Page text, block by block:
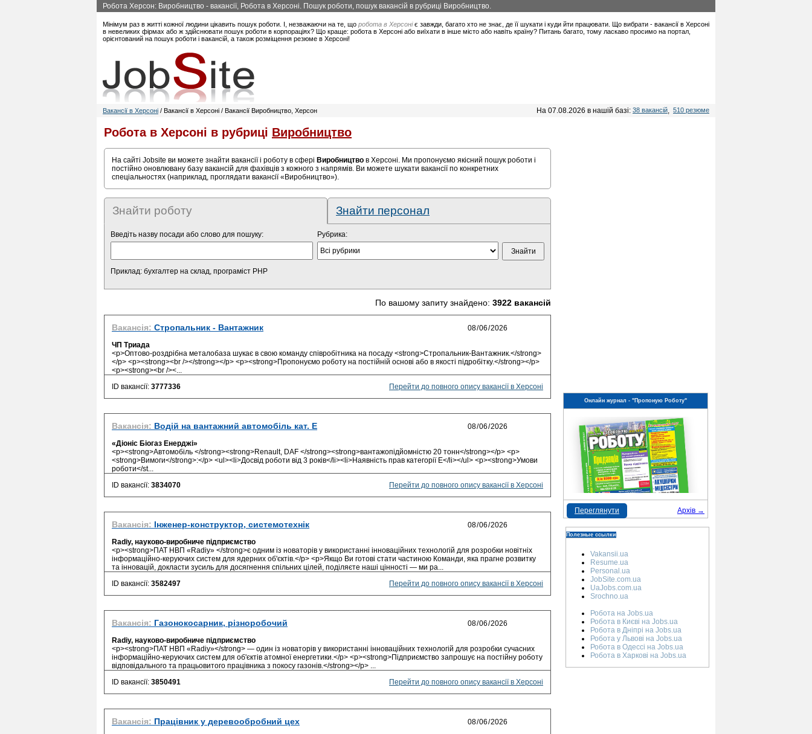
Робота Херсон: Виробництво - вакансії, Робота в Херсоні. Пошук роботи, пошук вакансій в рубриці Виробництво.
Мінімум раз в житті кожної людини цікавить пошук роботи. І, незважаючи на те, що робота в Херсоніє завжди, багато хто не знає, де її шукати і куди йти працювати. Що вибрати - вакансії в Херсоні
в невеликих фірмах або ж здійснювати пошук роботи в корпораціях? Що краще: робота в Херсоні або виїхати в інше місто або навіть країну? Питань багато, тому ласкаво просимо на портал,
орієнтований на пошук роботи і вакансій, а також розміщення резюме в Херсоні!
Вакансії в Херсоні / Вакансії в Херсоні / Вакансії Виробництво, Херсон На 07.08.2026 в нашій базі: 38 вакансій, 510 резюме
Робота в Херсоні в рубриці Виробництво
На сайті Jobsite ви можете знайти вакансії і роботу в сфері Виробництво в Херсоні. Ми пропонуємо якісний пошук роботи і
постійно оновлювану базу вакансій для фахівців з кожного з напрямів. Ви можете шукати вакансії по конкретних
спеціальностях (наприклад, проглядати вакансії «Виробництво»).
Знайти роботу Знайти персонал
Введіть назву посади або слово для пошуку:
Приклад: бухгалтер на склад, програміст PHP
Рубрика:
По вашому запиту знайдено: 3922 вакансій
Вакансія: Стропальник - Вантажник
ЧП Триада
<p>Оптово-роздрібна металобаза шукає в свою команду співробітника на посаду <strong>Стропальник-Вантажник.</strong>
</p> <p><strong><br /></strong></p> <p><strong>Пропонуємо роботу на постійній основі або в якості підробітку.</strong></p>
<p><strong><br /><...
ID вакансії: 3777336 Перейти до повного опису вакансії в Херсоні
Вакансія: Водій на вантажний автомобіль кат. Е
«Діоніс Біогаз Енерджі»
<p><strong>Автомобіль </strong><strong>Renault, DAF </strong><strong>вантажопідйомністю 20 тонн</strong></p> <p>
<strong>Вимоги</strong>:</p> <ul><li>Досвід роботи від 3 років</li><li>Наявність прав категорії Е</li></ul> <p><strong>Умови
роботи</st...
ID вакансії: 3834070 Перейти до повного опису вакансії в Херсоні
Вакансія: Інженер-конструктор, системотехнік
Radiy, науково-виробниче підприємство
<p><strong>ПАТ НВП «Radiy» </strong>є одним із новаторів у використанні інноваційних технологій для розробки новітніх
інформаційно-керуючих систем для ядерних об'єктів.</p> <p>Якщо Ви готові стати частиною Команди, яка прагне розвитку
та інновацій, докласти зусиль для досягнення спільних цілей, поділяєте наші цінності — ми ра...
ID вакансії: 3582497 Перейти до повного опису вакансії в Херсоні
Вакансія: Газонокосарник, різноробочий
Radiy, науково-виробниче підприємство
<p><strong>ПАТ НВП «Radiy»</strong> — один із новаторів у використанні інноваційних технологій для розробки сучасних
інформаційно-керуючих систем для об'єктів атомної енергетики.</p> <p><strong>Підприємство запрошує на постійну роботу
відповідального та працьовитого працівника з покосу газонів.</strong></p> ...
ID вакансії: 3850491 Перейти до повного опису вакансії в Херсоні
Вакансія: Працівник у деревообробний цех
Онлайн журнал - "Пропоную Роботу"
Архів →
Переглянути
Полезные ссылки
Vakansii.ua
Resume.ua
Personal.ua
JobSite.com.ua
UaJobs.com.ua
Srochno.ua
Робота на Jobs.ua
Робота в Києві на Jobs.ua
Робота в Дніпрі на Jobs.ua
Робота у Львові на Jobs.ua
Робота в Одессі на Jobs.ua
Робота в Харкові на Jobs.ua